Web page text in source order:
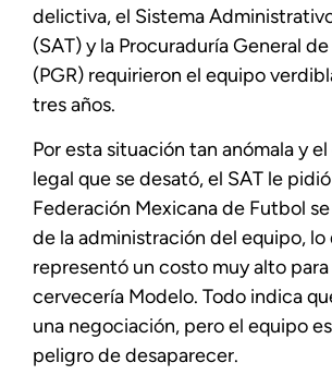
delictiva, el Sistema
(SAT) y la Procuraduría General
(PGR) requirieron el equipo
tres años.
Por esta situación tan anómala y
legal que se desató, el SAT le
Federación Mexicana de Futbol
de la administración del equipo, lo
representó un costo muy alto
cervecería Modelo. Todo indica
una negociación, pero el equipo
peligro de desaparecer.